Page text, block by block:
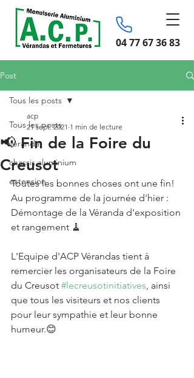
04 77 67 36 83
Post
Tous les posts
véranda
chassis aluminium
extension
Tous les posts
📢 Fin de la Foire du
Creusot
acp
21 sept. 2021 1 min de lecture
Toutes les bonnes choses ont une fin!
Au programme de la journée d'hier :
Démontage de la Véranda d'exposition
et rangement 🧹
L'Equipe d'ACP Vérandas tient à
remercier les organisateurs de la Foire
du Creusot #lecreusotinitiatives, ainsi
que tous les visiteurs et nos clients
pour leur sympathie et leur bonne
humeur.😊